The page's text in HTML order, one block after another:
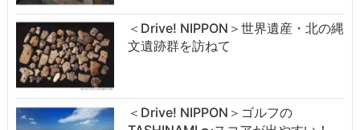
＜Drive! NIPPON＞世界遺産・北の縄
文遺跡群を訪ねて
＜Drive! NIPPON＞ゴルフの